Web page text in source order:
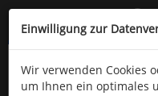
Kompletten Head der
oder
Einwilligung zur
Wir verwenden Cookies
um Ihnen ein optimales